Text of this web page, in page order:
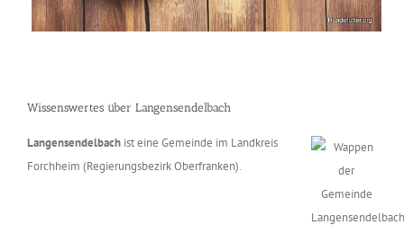
Wissenswertes über Langensendelbach
Langensendelbach ist eine Gemeinde im Landkreis
Forchheim (Regierungsbezirk Oberfranken).